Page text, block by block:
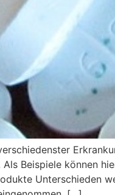
Beispiele können
Unterschieden